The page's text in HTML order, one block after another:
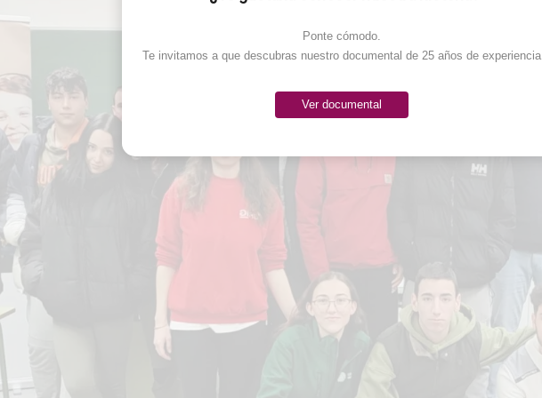
Ponte cómodo.
Te invitamos a que descubras nuestro documental de 25 años de
Ver documental